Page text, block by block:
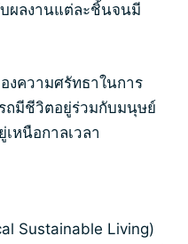
ผลงานแต่ละชิ้นจนมี
ความศรัทธาในการ
ถมีชีวิตอยู่ร่วมกับมนุษย์
หนือกาลเวลา
Sustainable Living)